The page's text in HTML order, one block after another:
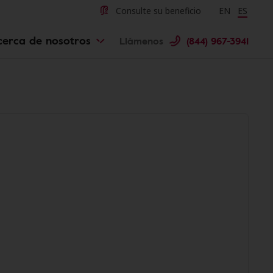
Consulte su beneficio Change
EN ES
de nosotros Llámenos (844) 967-3941